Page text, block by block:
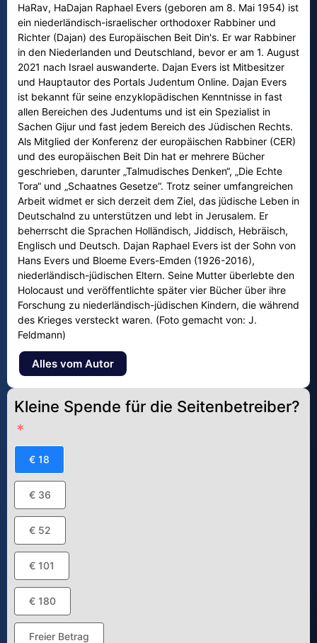
HaRav, HaDajan Raphael Evers (geboren am 8. Mai 1954) ist
ein niederländisch-israelischer orthodoxer Rabbiner und
Richter (Dajan) des Europäischen Beit Din's. Er war Rabbiner
in den Niederlanden und Deutschland, bevor er am 1. August
2021 nach Israel auswanderte. Dajan Evers ist Mitbesitzer
und Hauptautor des Portals Judentum Online. Dajan Evers
ist bekannt für seine enzyklopädischen Kenntnisse in fast
allen Bereichen des Judentums und ist ein Spezialist in
Sachen Gijur und fast jedem Bereich des Jüdischen Rechts.
Als Mitglied der Konferenz der europäischen Rabbiner (CER)
und des europäischen Beit Din hat er mehrere Bücher
geschrieben, darunter „Talmudisches Denken“, „Die Echte
Tora“ und „Schaatnes Gesetze“. Trotz seiner umfangreichen
Arbeit widmet er sich derzeit dem Ziel, das jüdische Leben in
Deutschalnd zu unterstützen und lebt in Jerusalem. Er
beherrscht die Sprachen Holländisch, Jiddisch, Hebräisch,
Englisch und Deutsch. Dajan Raphael Evers ist der Sohn von
Hans Evers und Bloeme Evers-Emden (1926-2016),
niederländisch-jüdischen Eltern. Seine Mutter überlebte den
Holocaust und veröffentlichte später vier Bücher über ihre
Forschung zu niederländisch-jüdischen Kindern, die während
des Krieges versteckt waren. (Foto gemacht von: J.
Feldmann)
Alles vom Autor
Kleine Spende für die Seitenbetreiber?
€ 18
€ 36
€ 52
€ 101
€ 180
Freier Betrag